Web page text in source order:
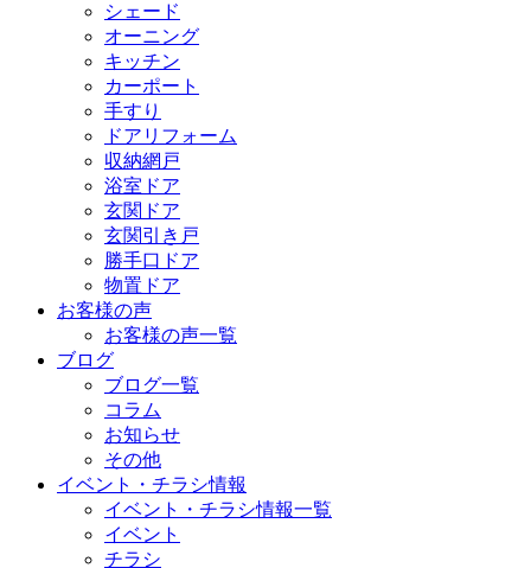
シェード
オーニング
キッチン
カーポート
手すり
ドアリフォーム
収納網戸
浴室ドア
玄関ドア
玄関引き戸
勝手口ドア
物置ドア
お客様の声
お客様の声一覧
ブログ
ブログ一覧
コラム
お知らせ
その他
イベント・チラシ情報
イベント・チラシ情報一覧
イベント
チラシ